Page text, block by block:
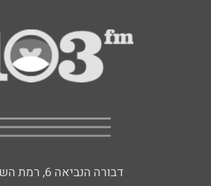
דבורה הנביאה 6, רמת השרון